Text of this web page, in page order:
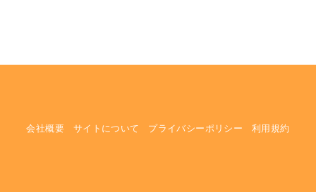
会社概要 サイトについて プライバシーポリシー 利用規約